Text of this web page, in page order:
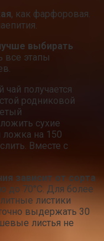
, как фарфоровая.
выбирать
все этапы
получается
родниковой
сухие
ложка на 150
Вместе с
зависит от сорта
до 70°C. Для более
листики
выдержать 30
листья не